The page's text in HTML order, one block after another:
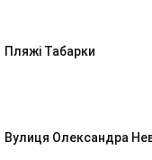
Пляжі Табарки
Вулиця Олександра